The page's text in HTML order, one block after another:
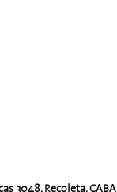
3048, Recoleta,